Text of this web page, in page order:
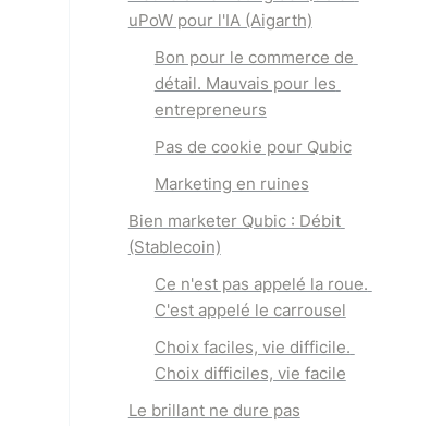
uPoW pour l'IA (Aigarth)
Bon pour le commerce de
détail. Mauvais pour les
entrepreneurs
Pas de cookie pour Qubic
Marketing en ruines
Bien marketer Qubic : Débit
(Stablecoin)
Ce n'est pas appelé la roue.
C'est appelé le carrousel
Choix faciles, vie difficile.
Choix difficiles, vie facile
Le brillant ne dure pas